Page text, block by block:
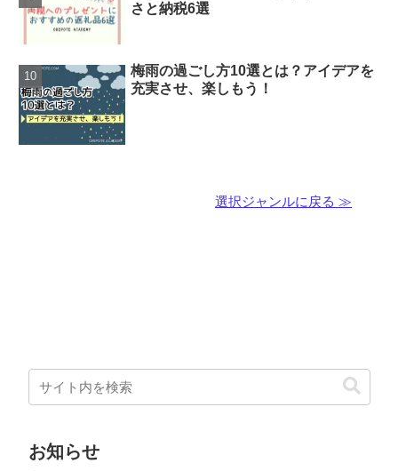
さと納税6選
梅雨の過ごし方10選とは？アイデアを
充実させ、楽しもう！
選択ジャンルに戻る ≫
お知らせ